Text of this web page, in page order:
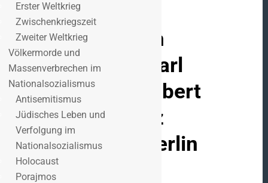
Päpste“. Die
kontinuierlichen
Karrieren von Carl
Hundhausen, Albert
Oeckl und Franz
Ronneberger, Berlin
2003.
Erster Weltkrieg
Zwischenkriegszeit
Zweiter Weltkrieg
Völkermorde und
Massenverbrechen im
Nationalsozialismus
Antisemitismus
Jüdisches Leben und
Verfolgung im
Nationalsozialismus
Holocaust
Porajmos